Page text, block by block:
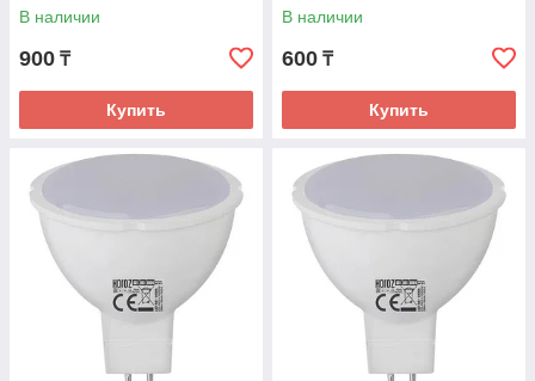
Металлогалогенные
Это газоразрядные лампы высокого давления,
которые имеют значительную светоотдачу. Они
промышленных помещений, стадионов, ангаров,
магистралей, теплиц и парников. Другие сферы
применения – софиты и прожекторы.
Такие лампы чаще всего применяются для
уличного освещения, лестничных площадок или
ландшафтного дизайна. Они компактны по
В наличии
900 ₸
Купить
В наличии
600 ₸
Купить